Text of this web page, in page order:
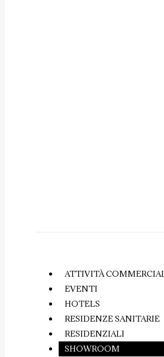
ATTIVITÀ
EVENTI
HOTELS
RESIDENZE SANITARIE
RESIDENZIALI
SHOWROOM